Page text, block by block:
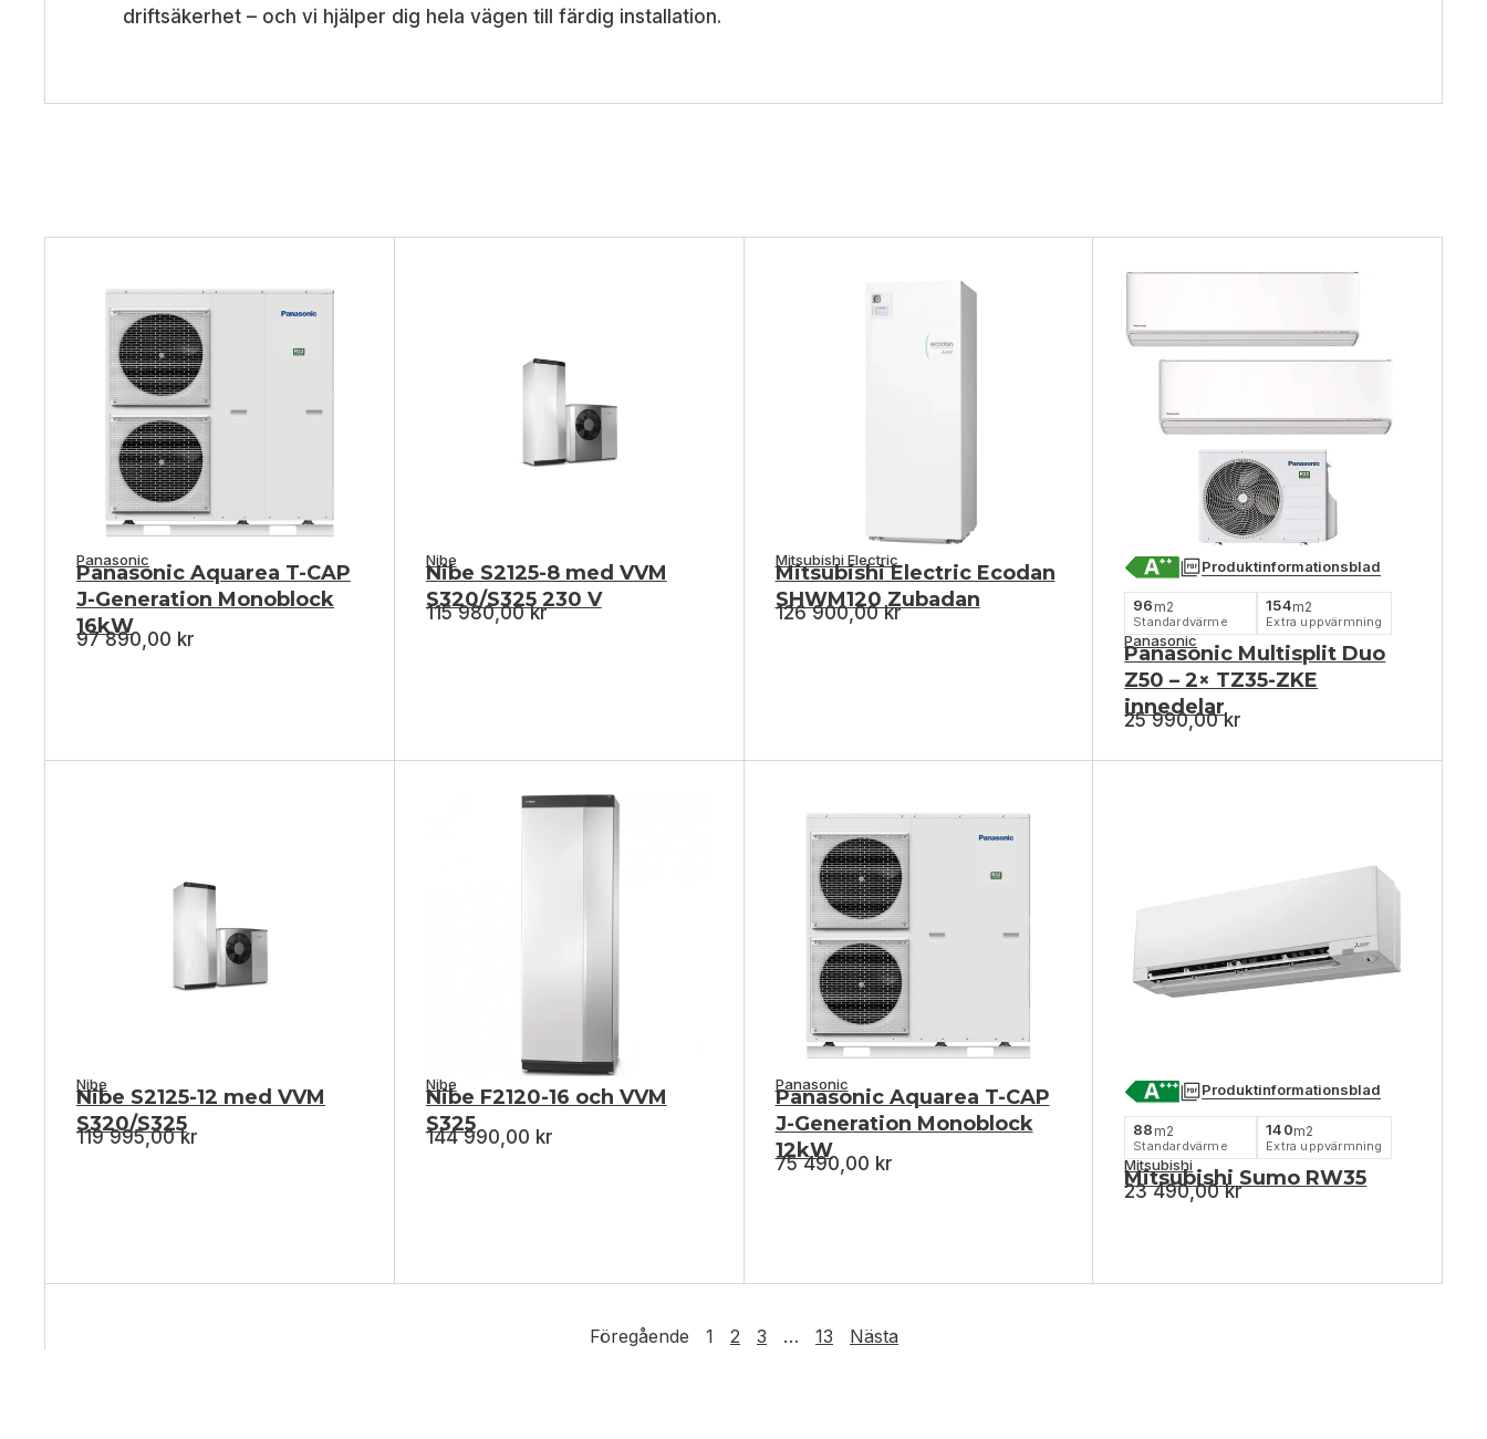
driftsäkerhet – och vi hjälper dig hela vägen till färdig installation.
Panasonic
Panasonic Aquarea T-CAP
J-Generation Monoblock
16kW
97 890,00 kr
Nibe
Nibe S2125-8 med VVM
S320/S325 230 V
115 980,00kr
Mitsubishi Electric
Mitsubishi Electric Ecodan
SHWM120 Zubadan
126 900,00kr
Produktinformationsblad
96 m2
Standardvärme
154m2
Extra uppvärmning
Panasonic
Panasonic Multisplit Duo
Z50 – 2× TZ35-ZKE
innedelar
25 990,00kr
Nibe
Nibe S2125-12 med VVM
S320/S325
119 995,00kr
Nibe
Nibe F2120-16 och VVM
S325
144 990,00 kr
Panasonic
Panasonic Aquarea T-CAP
J-Generation Monoblock
12kW
75 490,00 kr
Produktinformationsblad
88 m2
Standardvärme
140m2
Extra uppvärmning
Mitsubishi
Mitsubishi Sumo RW35
23 490,00kr
Föregående 1 2 3 … 13 Nästa